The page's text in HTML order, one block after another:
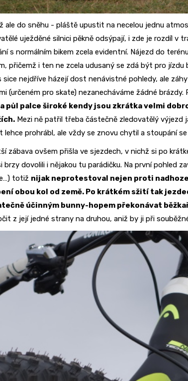
ale do sněhu - pláště upustit na necelou jednu
uježděné silnici pěkně odsýpají, i zde je rozdíl v
s normálním bikem zcela evidentní. Nájezd do
přičemž i ten ne zcela udusaný se zdá být pro jízdu
sice nejdříve házejí dost nenávistné pohledy, ale
(určeném pro skate) nezanecháváme žádné
půl palce široké kendy jsou zkrátka velmi
Mezi ně patřil třeba částečně zledovatělý výjezd
lehce prohrábl, ale vždy se znovu chytil a stoupání
zábava ovšem přišla ve sjezdech, v nichž si po
brzy dovolili i nějakou tu parádičku. Na první pohled
totiž nijak neprotestoval nejen proti
obou kol od země. Po krátkém sžití tak
účinným bunny-hopem překonávat
z její jedné strany na druhou, aniž by ji při